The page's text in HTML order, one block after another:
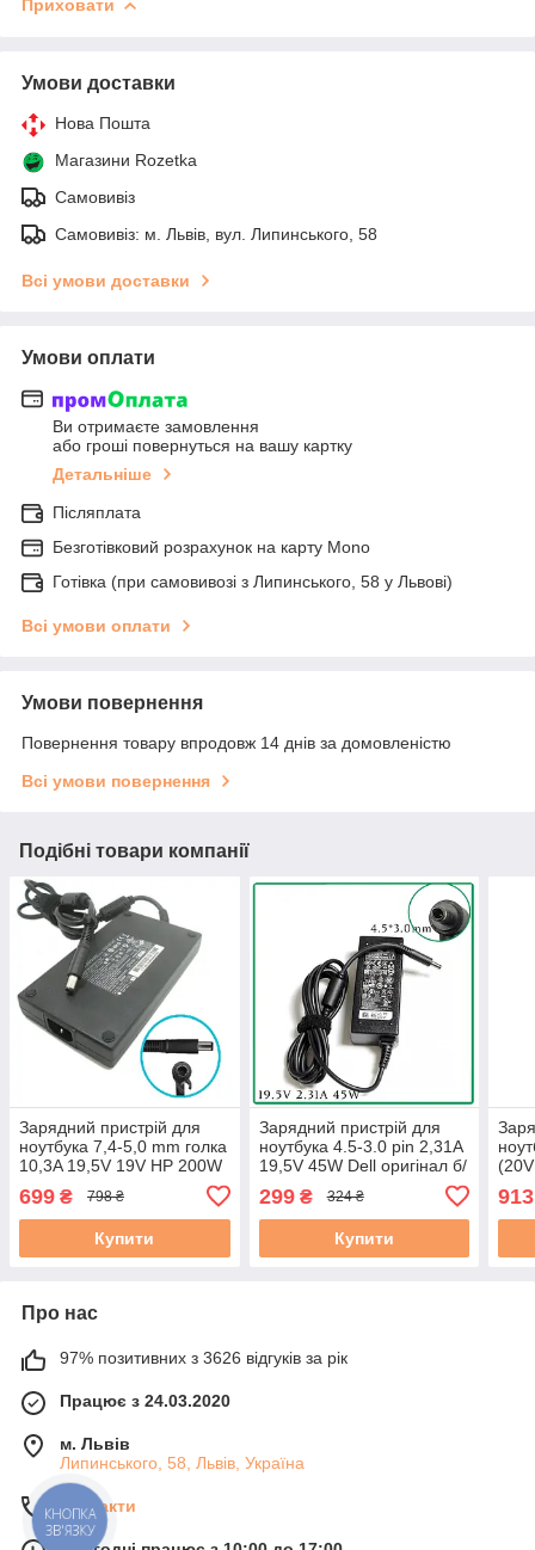
Приховати
Умови доставки
Нова Пошта
Магазини Rozetka
Самовивіз
Самовивіз: м. Львів, вул. Липинського, 58
Всі умови доставки
Умови оплати
Ви отримаєте замовлення
або гроші повернуться на вашу картку
Детальніше
Післяплата
Безготівковий розрахунок на карту Mono
Готівка (при самовивозі з Липинського, 58 у Львові)
Всі умови оплати
Умови повернення
Повернення товару впродовж 14 днів за домовленістю
Всі умови повернення
Подібні товари компанії
Зарядний пристрій для
ноутбука 7,4-5,0 mm голка
10,3A 19,5V 19V HP 200W
699 ₴ 798 ₴
Купити
Зарядний пристрій для
ноутбука 4.5-3.0 pin 2,31A
19,5V 45W Dell оригінал б/
299₴ 324 ₴
Купити
913
Про нас
97% позитивних з 3626 відгуків за рік
Працює з 24.03.2020
м. Львів
Липинського, 58, Львів, Україна
Контакти
КНОПКА
ЗВ'ЯЗКУ